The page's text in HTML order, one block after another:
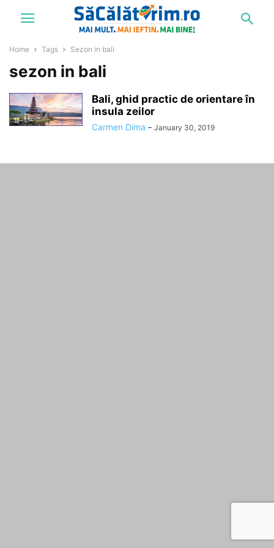
Home Tags Sezon in bali
sezon in bali
Bali, ghid practic de orientare în
insula zeilor
Carmen Dima - January 30, 2019